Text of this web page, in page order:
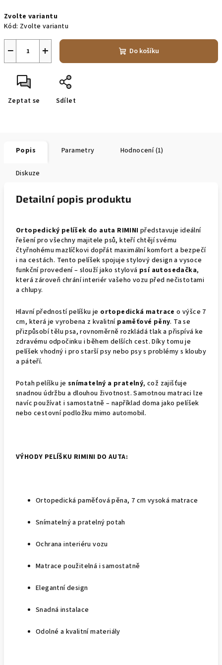
cena:
Zvolte variantu
Kód: Zvolte variantu
+
− Do košíku
Zeptat se Sdílet
Popis Parametry Hodnocení (1)
Diskuze
Detailní popis produktu
Ortopedický pelíšek do auta RIMINI představuje ideální
řešení pro všechny majitele psů, kteří chtějí svému
čtyřnohému mazlíčkovi dopřát maximální komfort a bezpečí
i na cestách. Tento pelíšek spojuje stylový design a vysoce
funkční provedení – slouží jako stylová psí autosedačka,
která zároveň chrání interiér vašeho vozu před nečistotami
a chlupy.
Hlavní předností pelíšku je ortopedická matrace o výšce 7
cm, která je vyrobena z kvalitní paměťové pěny. Ta se
přizpůsobí tělu psa, rovnoměrně rozkládá tlak a přispívá ke
zdravému odpočinku i během delších cest. Díky tomu je
pelíšek vhodný i pro starší psy nebo psy s problémy s klouby
a páteří.
Potah pelíšku je snímatelný a pratelný, což zajišťuje
snadnou údržbu a dlouhou životnost. Samotnou matraci lze
navíc používat i samostatně – například doma jako pelíšek
nebo cestovní podložku mimo automobil.
VÝHODY PELÍŠKU RIMINI DO AUTA:
Ortopedická paměťová pěna, 7 cm vysoká matrace
Snímatelný a pratelný potah
Ochrana interiéru vozu
Matrace použitelná i samostatně
Elegantní design
Snadná instalace
Odolné a kvalitní materiály